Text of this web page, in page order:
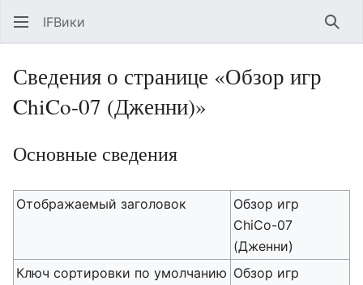
IFВики
Сведения о странице «Обзор игр
ChiCo-07 (Дженни)»
Основные сведения
Отображаемый заголовок
Обзор игр
ChiCo-07
(Дженни)
Ключ сортировки по умолчанию Обзор игр